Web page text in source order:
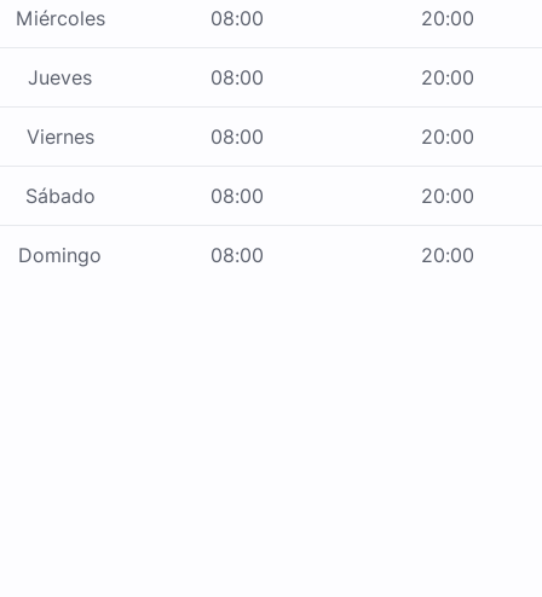
Miércoles 08:00 20:00
Jueves 08:00 20:00
Viernes 08:00 20:00
Sábado 08:00 20:00
Domingo 08:00 20:00